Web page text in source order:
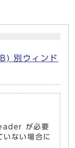
別ウィンド
が必要
いない場合に